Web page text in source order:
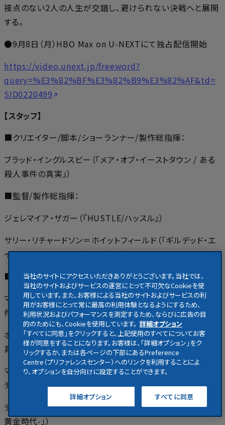
接点のない2人の人生が交錯し、避けられない決戦へと展開
する。
●9月8日（月）HBO Max on U-NEXTにて独占配信開始
https://video.unext.jp/freeword?
query=%E3%82%BF%E3%82%B9%E3%82%AF&td=
SID0220499
【スタッフ】
■クリエイター/脚本/ショーランナー/製作総指揮：
ブラッド・イングルスビー（「メア・オブ・イーストタウン / ある
殺人事件の真実」）
■監督/製作総指揮：
ジェレマイア・ザガー（『HUSTLE/ハッスル』）
サリー・リチャードソン＝ホイットフィールド（「ギルデッド・エ
イジ -ニューヨーク黄金時代-」）
■製作総指揮：
マーク・ロイバル（「メア・オブ・イーストタウン / ある殺人事
件の真実」）
ポール・リー（「メア・オブ・イーストタウン / ある殺人事件の
真実」）
マーク・ラファロ（「ある家族の肖像／アイ・ノウ・ディス・マッ
チ・イズ・トゥルー」）
デヴィッド・クロケット（「ギルデッド・エイジ -ニューヨーク
黄金時代-」）
当社のサイトにアクセスいただきありがとうございます。当社では、
当社のサイトおよびサービスの運営にとって不可欠なCookieを使
用しています。また、お客様による当社のサイトおよびサービスの利
用がお客様にとって常に最高の利用体験となるようにするため、
利用状況およびパフォーマンスを測定するため、ならびに広告の目
的のためにも、Cookieを使用しています。 詳細オプション
「すべてに同意」をクリックすると、上記使用のすべてについてお客
様が同意をすることになります。お客様は、「詳細オプション」をク
リックするか、または各ページの下部にあるPreference
Centre（プリファレンスセンター）へのリンクを利用することによ
り、オプションを自分向けに設定することができます。
詳細オプション すべてに同意